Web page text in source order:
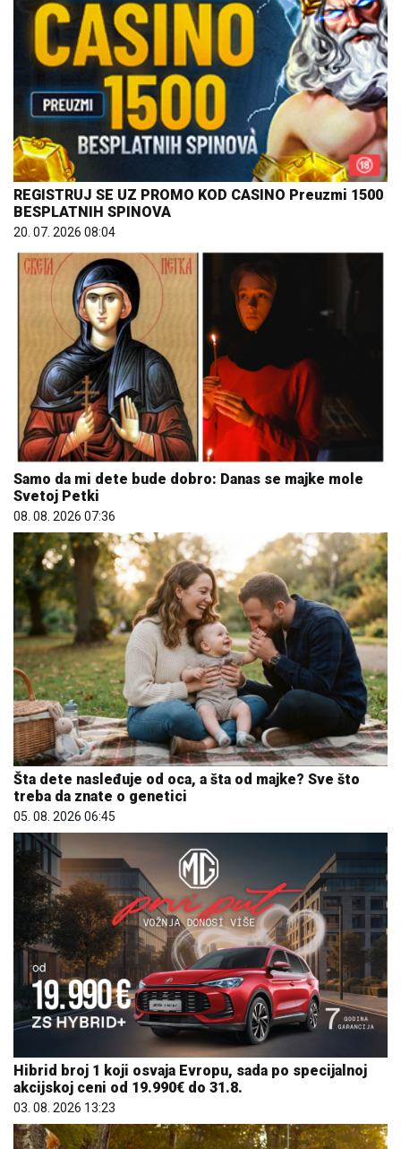
REGISTRUJ SE UZ PROMO KOD CASINO Preuzmi 1500
BESPLATNIH SPINOVA
20. 07. 2026 08:04
Samo da mi dete bude dobro: Danas se majke mole
Svetoj Petki
08. 08. 2026 07:36
Šta dete nasleđuje od oca, a šta od majke? Sve što
treba da znate o genetici
05. 08. 2026 06:45
Hibrid broj 1 koji osvaja Evropu, sada po specijalnoj
akcijskoj ceni od 19.990€ do 31.8.
03. 08. 2026 13:23